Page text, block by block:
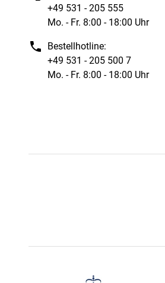
+49 531 - 205 555
Mo. - Fr. 8:00 - 18:00 Uhr
Bestellhotline:
+49 531 - 205 500 7
Mo. - Fr. 8:00 - 18:00 Uhr